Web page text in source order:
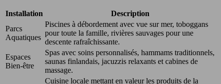
Installation
Description
Parcs
Aquatiques
Piscines à débordement avec vue sur mer, toboggans
pour toute la famille, rivières sauvages pour une
descente rafraîchissante.
Espaces
Bien-être
Spas avec soins personnalisés, hammams traditionnels,
saunas finlandais, jacuzzis relaxants et cabines de
massage.
Cuisine locale mettant en valeur les produits de la